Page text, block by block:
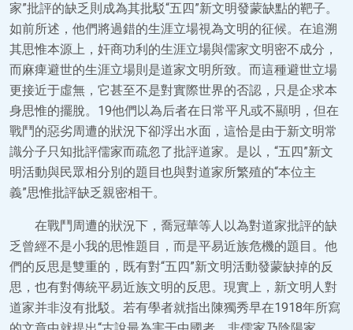
家”批評的缺乏則成為其批駁“五四”新文明發蒙缺點的靶子。
如前所述，他們將過錯的生涯立場視為文明的征候。在追溯
其思惟本源上，奸商功利的生涯立場與儒家文明密不成分，
而麻痺避世的生涯立場則是道家文明所致。而這種避世立場
更接近于虛無，它甚至不是對實際世界的否認，只是企求本
身思惟的擺脫。19他們以為后者在日常平凡或不顯明，但在
戰鬥的惡劣周遭的狀況下卻浮出水面，這恰是由于新文明常
識分子只知批評儒家而疏忽了批評道家。是以，“五四”新文
明活動與民眾相分別的題目也與對道家所繁殖的“本位主
義”思惟批評缺乏親密相干。
在戰鬥周遭的狀況下，喬冠華等人以為對道家批評的缺
乏曾經不是小我的思惟題目，而是平易近族危機的題目。他
們的反思是雙重的，既有對“五四”新文明活動發蒙缺掉的反
思，也有對傳統平易近族文明的反思。現實上，新文明人對
道家并非沒有批駁。若有學者就指出陳獨秀早在1918年所寫